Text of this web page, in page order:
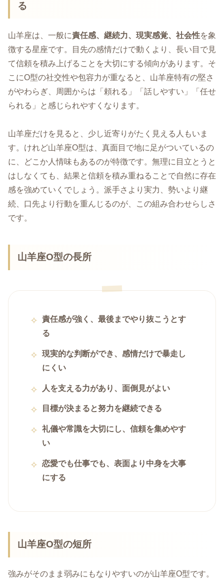
る
山羊座は、一般に責任感、継続力、現実感覚、社会性を象
徴する星座です。目先の感情だけで動くより、長い目で見
て信頼を積み上げることを大切にする傾向があります。そ
こにO型の社交性や包容力が重なると、山羊座特有の堅さ
がやわらぎ、周囲からは「頼れる」「話しやすい」「任せ
られる」と感じられやすくなります。
山羊座だけを見ると、少し近寄りがたく見える人もいま
す。けれど山羊座O型は、真面目で地に足がついているの
に、どこか人情味もあるのが特徴です。無理に目立とうと
はしなくても、結果と信頼を積み重ねることで自然に存在
感を強めていくでしょう。派手さより実力、勢いより継
続、口先より行動を重んじるのが、この組み合わせらしさ
です。
山羊座O型の長所
責任感が強く、最後までやり抜こうとす
る
現実的な判断ができ、感情だけで暴走し
にくい
人を支える力があり、面倒見がよい
目標が決まると努力を継続できる
礼儀や常識を大切にし、信頼を集めやす
い
恋愛でも仕事でも、表面より中身を大事
にする
山羊座O型の短所
強みがそのまま弱みにもなりやすいのが山羊座O型です。